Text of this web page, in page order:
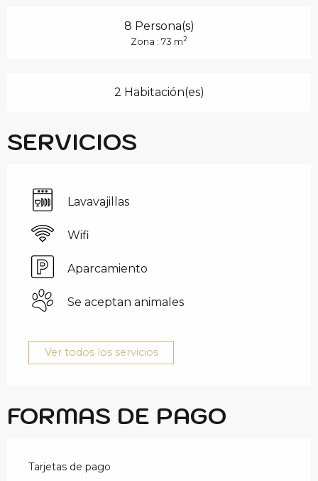
8 Persona(s)
Zona : 73 m2
2 Habitación(es)
SERVICIOS
Lavavajillas
Wifi
Aparcamiento
Se aceptan animales
Ver todos los servicios
FORMAS DE PAGO
Tarjetas de pago